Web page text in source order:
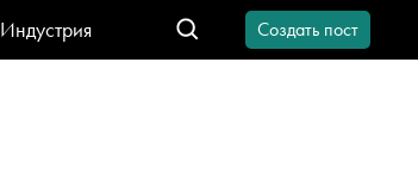
Индустрия
Создать пост